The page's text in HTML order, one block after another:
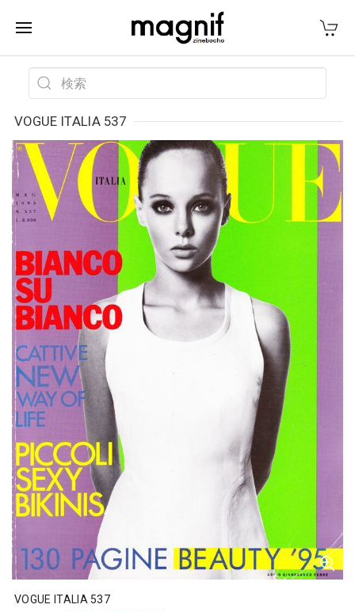
VOGUE ITALIA 537
VOGUE ITALIA 537